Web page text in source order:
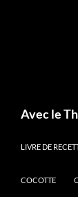
Avec le
LIVRE DE
COCOTTE